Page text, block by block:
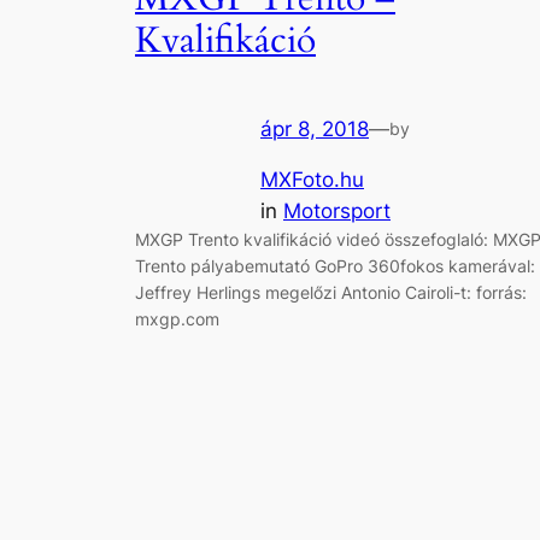
Kvalifikáció
ápr 8, 2018—by
MXFoto.hu
in Motorsport
MXGP Trento kvalifikáció videó összefoglaló: MXGP
Trento pályabemutató GoPro 360fokos kamerával:
Jeffrey Herlings megelőzi Antonio Cairoli-t: forrás:
mxgp.com